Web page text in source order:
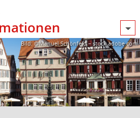
Bild: @Manuel Schönfeld – stock.adobe.com